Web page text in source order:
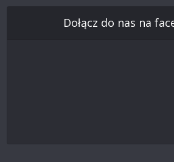
Dołącz do nas na